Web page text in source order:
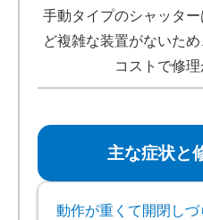
手動タイプのシャッタ
ど複雑な装置がないた
コストで修理
主な症状と
動作が重くて開閉しづ